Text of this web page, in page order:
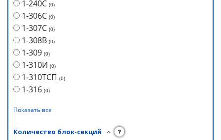
1-240С (0)
1-306С (0)
1-307С (0)
1-308В (0)
1-309 (0)
1-310И (0)
1-310ТСП (0)
1-316 (0)
Показать все
Количество блок-секций ?